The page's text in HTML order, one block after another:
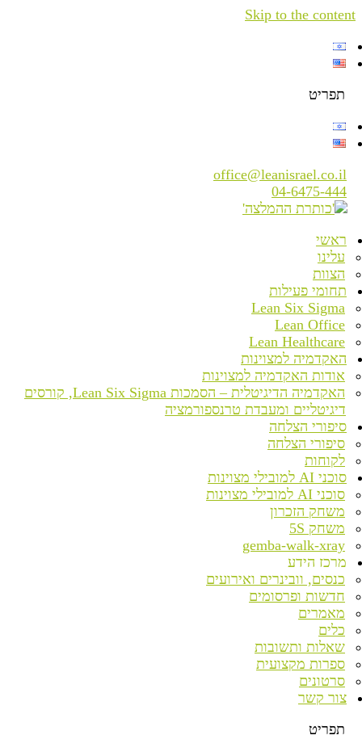
Skip to the content
תפריט
office@leanisrael.co.il
04-6475-444
ראשי
עלינו
הצוות
תחומי פעילות
Lean Six Sigma
Lean Office
Lean Healthcare
האקדמיה למצוינות
אודות האקדמיה למצוינות
האקדמיה הדיגיטלית – הסמכות Lean Six Sigma, קורסים
דיגיטליים ומעבדת טרנספורמציה
סיפורי הצלחה
סיפורי הצלחה
לקוחות
סוכני AI למובילי מצוינות
סוכני AI למובילי מצוינות
משחק הזכרון
משחק 5S
gemba-walk-xray
מרכז הידע
כנסים, וובינרים ואירועים
חדשות ופרסומים
מאמרים
כלים
שאלות ותשובות
ספרות מקצועית
סרטונים
צור קשר
תפריט